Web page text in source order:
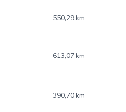
550,29 km
613,07 km
390,70 km